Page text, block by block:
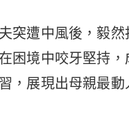
突遭中風後，毅
困境中咬牙堅持
，展現出母親最動